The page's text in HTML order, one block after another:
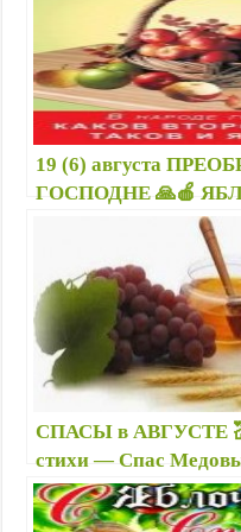
19 (6) августа
ГОСПОДНЕ 🙏🍎
— Поздравление с
Господним
Смс, стихи о
СПАСЫ в АВГУСТЕ
стихи — Спас
Ореховый открытки